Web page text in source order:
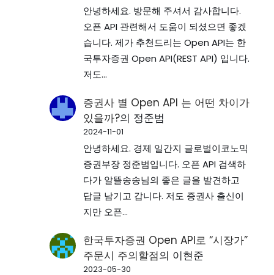
안녕하세요. 방문해 주셔서 감사합니다.
오픈 API 관련해서 도움이 되셨으면 좋겠
습니다. 제가 추천드리는 Open API는 한
국투자증권 Open API(REST API) 입니다.
저도…
증권사 별 Open API 는 어떤 차이가
있을까?의 정준범
2024-11-01
안녕하세요. 경제 일간지 글로벌이코노믹
증권부장 정준범입니다. 오픈 API 검색하
다가 알뜰송송님의 좋은 글을 발견하고
답글 남기고 갑니다. 저도 증권사 출신이
지만 오픈…
한국투자증권 Open API로 “시장가”
주문시 주의할점의 이현준
2023-05-30